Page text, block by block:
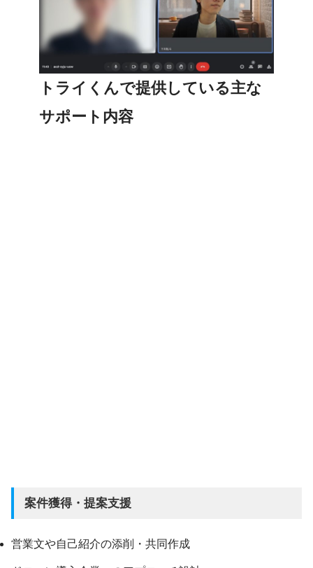
トライくんで提供している主な
サポート内容
案件獲得・提案支援
営業文や自己紹介の添削・共同作成